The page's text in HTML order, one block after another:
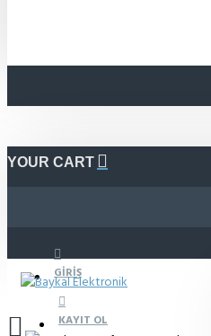
YOUR CART
GIRIŞ
KAYIT OL